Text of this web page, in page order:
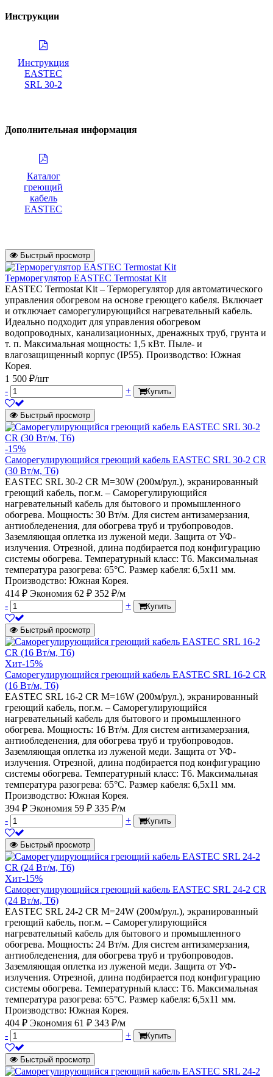
Инструкции
Инструкция
EASTEC
SRL 30-2
Дополнительная информация
Каталог
греющий
кабель
EASTEC
Быстрый просмотр
Терморегулятор EASTEC Termostat Kit
EASTEC Termostat Kit – Терморегулятор для автоматического
управления обогревом на основе греющего кабеля. Включает
и отключает саморегулирующийся нагревательный кабель.
Идеально подходит для управления обогревом
водопроводных, канализационных, дренажных труб, грунта и
т. п. Максимальная мощность: 1,5 кВт. Пыле- и
влагозащищенный корпус (IP55). Производство: Южная
Корея.
1 500 ₽/шт
-
+ Купить
Быстрый просмотр
-15%
Саморегулирующийся греющий кабель EASTEC SRL 30-2 CR
(30 Вт/м, Т6)
EASTEC SRL 30-2 CR M=30W (200м/рул.), экранированный
греющий кабель, пог.м. – Саморегулирующийся
нагревательный кабель для бытового и промышленного
обогрева. Мощность: 30 Вт/м. Для систем антизамерзания,
антиобледенения, для обогрева труб и трубопроводов.
Заземляющая оплетка из луженой меди. Защита от УФ-
излучения. Отрезной, длина подбирается под конфигурацию
системы обогрева. Температурный класс: Т6. Максимальная
температура разогрева: 65°С. Размер кабеля: 6,5х11 мм.
Производство: Южная Корея.
414 ₽ Экономия 62 ₽ 352 ₽/м
-
+ Купить
Быстрый просмотр
Хит-15%
Саморегулирующийся греющий кабель EASTEC SRL 16-2 CR
(16 Вт/м, Т6)
EASTEC SRL 16-2 CR M=16W (200м/рул.), экранированный
греющий кабель, пог.м. – Саморегулирующийся
нагревательный кабель для бытового и промышленного
обогрева. Мощность: 16 Вт/м. Для систем антизамерзания,
антиобледенения, для обогрева труб и трубопроводов.
Заземляющая оплетка из луженой меди. Защита от УФ-
излучения. Отрезной, длина подбирается под конфигурацию
системы обогрева. Температурный класс: Т6. Максимальная
температура разогрева: 65°С. Размер кабеля: 6,5х11 мм.
Производство: Южная Корея.
394 ₽ Экономия 59 ₽ 335 ₽/м
-
+ Купить
Быстрый просмотр
Хит-15%
Саморегулирующийся греющий кабель EASTEC SRL 24-2 CR
(24 Вт/м, Т6)
EASTEC SRL 24-2 CR M=24W (200м/рул.), экранированный
греющий кабель, пог.м. – Саморегулирующийся
нагревательный кабель для бытового и промышленного
обогрева. Мощность: 24 Вт/м. Для систем антизамерзания,
антиобледенения, для обогрева труб и трубопроводов.
Заземляющая оплетка из луженой меди. Защита от УФ-
излучения. Отрезной, длина подбирается под конфигурацию
системы обогрева. Температурный класс: Т6. Максимальная
температура разогрева: 65°С. Размер кабеля: 6,5х11 мм.
Производство: Южная Корея.
404 ₽ Экономия 61 ₽ 343 ₽/м
-
+ Купить
Быстрый просмотр